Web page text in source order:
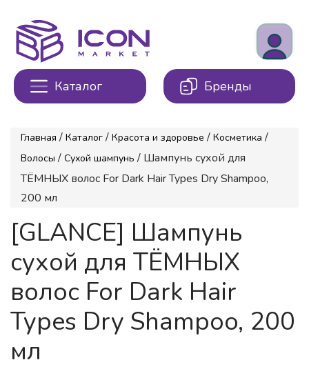
Каталог Бренды
Главная / Каталог / Красота и здоровье / Косметика /
Волосы / Сухой шампунь / Шампунь сухой для
ТЁМНЫХ волос For Dark Hair Types Dry Shampoo,
200 мл
[GLANCE] Шампунь
сухой для ТЁМНЫХ
волос For Dark Hair
Types Dry Shampoo, 200
мл